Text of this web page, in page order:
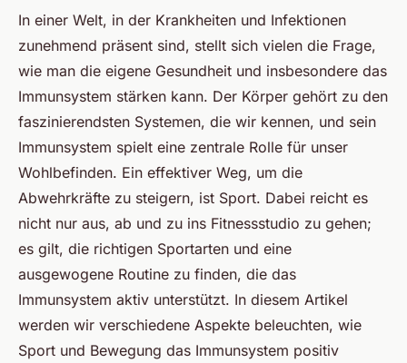
In einer Welt, in der Krankheiten und Infektionen
zunehmend präsent sind, stellt sich vielen die Frage,
wie man die eigene Gesundheit und insbesondere das
Immunsystem stärken kann. Der Körper gehört zu den
faszinierendsten Systemen, die wir kennen, und sein
Immunsystem spielt eine zentrale Rolle für unser
Wohlbefinden. Ein effektiver Weg, um die
Abwehrkräfte zu steigern, ist Sport. Dabei reicht es
nicht nur aus, ab und zu ins Fitnessstudio zu gehen;
es gilt, die richtigen Sportarten und eine
ausgewogene Routine zu finden, die das
Immunsystem aktiv unterstützt. In diesem Artikel
werden wir verschiedene Aspekte beleuchten, wie
Sport und Bewegung das Immunsystem positiv